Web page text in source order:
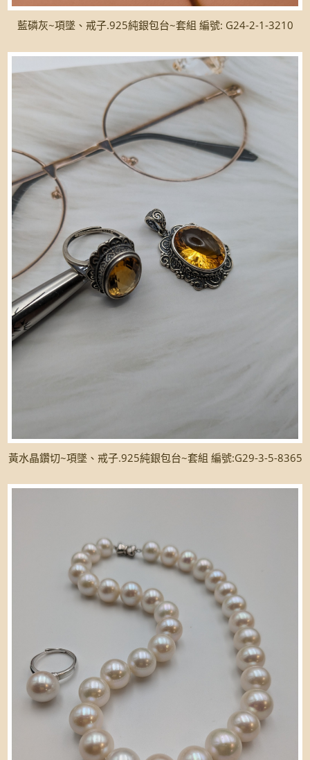
藍磷灰~項墜、戒子.925純銀包台~套組 編號: G24-2-1-3210
黃水晶鑽切~項墜、戒子.925純銀包台~套組 編號:G29-3-5-8365